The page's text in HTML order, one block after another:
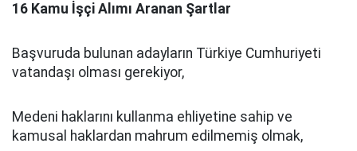
16 Kamu İşçi Alımı Aranan Şartlar
Başvuruda bulunan adayların Türkiye Cumhuriyeti
vatandaşı olması gerekiyor,
Medeni haklarını kullanma ehliyetine sahip ve
kamusal haklardan mahrum edilmemiş olmak,